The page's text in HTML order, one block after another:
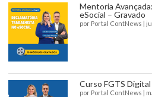
Mentoria
eSocial – Gravado
por Portal ContNews |
Curso FGTS
por Portal ContNews |